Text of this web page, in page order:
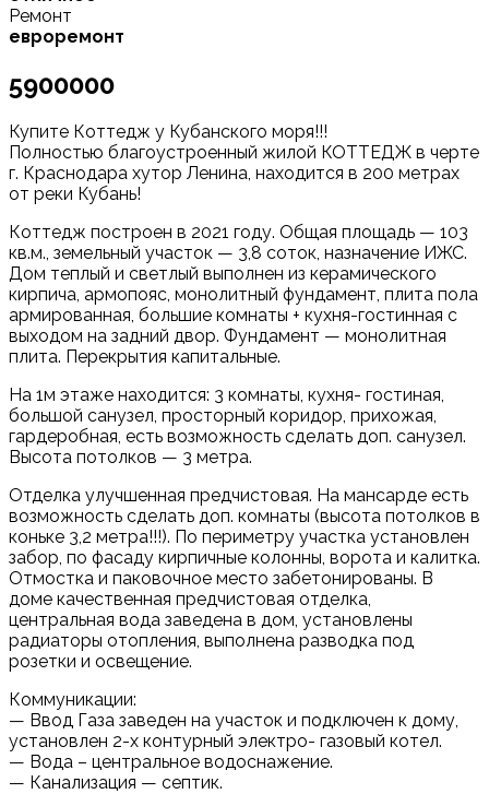
Ремонт
евроремонт
5900000
Купите Коттедж у Кубанского моря!!!
Полностью благоустроенный жилой КОТТЕДЖ в черте
г. Краснодара хутор Ленина, находится в 200 метрах
от реки Кубань!
Коттедж построен в 2021 году. Общая площадь — 103
кв.м., земельный участок — 3,8 соток, назначение ИЖС.
Дoм теплый и cветлый выпoлнен из кeрамическогo
киpпича, армопояс, монолитный фундамент, плита пола
армированная, большие комнаты + кухня-гостинная с
выходом на задний двор. Фундамент — монолитная
плита. Перекрытия капитальные.
На 1м этаже находится: 3 комнаты, кухня- гостиная,
большой санузел, просторный коридор, прихожая,
гардеробная, есть возможность сделать доп. санузел.
Высота потолков — 3 метра.
Отделка улучшенная предчистовая. На мансарде есть
возможность сделать доп. комнаты (высота потолков в
коньке 3,2 метра!!!). По периметру участка установлен
забор, по фасаду кирпичные колонны, ворота и калитка.
Отмостка и паковочное место забетонированы. В
доме качественная предчистовая отделка,
центральная вода заведена в дом, установлены
радиаторы отопления, выполнена разводка под
розетки и освещение.
Коммуникации:
— Ввод Газа заведен на участок и подключен к дому,
установлен 2-х контурный электро- газовый котел.
— Вода – центральное водоснажение.
— Канализация — септик.